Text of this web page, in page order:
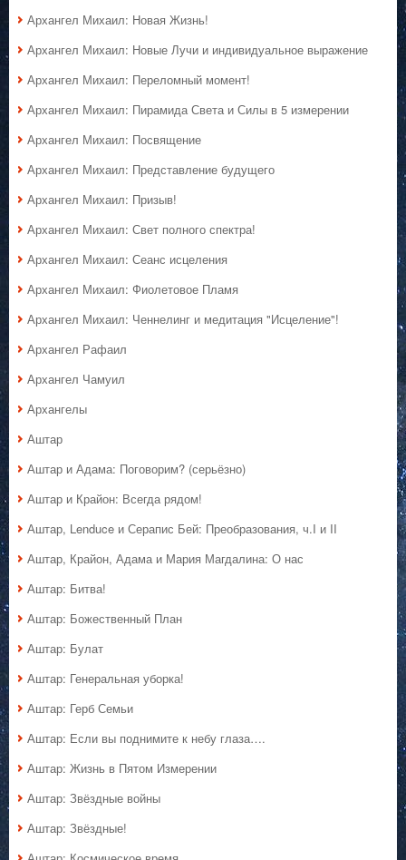
Архангел Михаил: Новая Жизнь!
Архангел Михаил: Новые Лучи и индивидуальное выражение
Архангел Михаил: Переломный момент!
Архангел Михаил: Пирамида Света и Силы в 5 измерении
Архангел Михаил: Посвящение
Архангел Михаил: Представление будущего
Архангел Михаил: Призыв!
Архангел Михаил: Свет полного спектра!
Архангел Михаил: Сеанс исцеления
Архангел Михаил: Фиолетовое Пламя
Архангел Михаил: Ченнелинг и медитация "Исцеление"!
Архангел Рафаил
Архангел Чамуил
Архангелы
Аштар
Аштар и Адама: Поговорим? (серьёзно)
Аштар и Крайон: Всегда рядом!
Аштар, Lenduce и Серапис Бей: Преобразования, ч.I и II
Аштар, Крайон, Адама и Мария Магдалина: О нас
Аштар: Битва!
Аштар: Божественный План
Аштар: Булат
Аштар: Генеральная уборка!
Аштар: Герб Семьи
Аштар: Если вы поднимите к небу глаза….
Аштар: Жизнь в Пятом Измерении
Аштар: Звёздные войны
Аштар: Звёздные!